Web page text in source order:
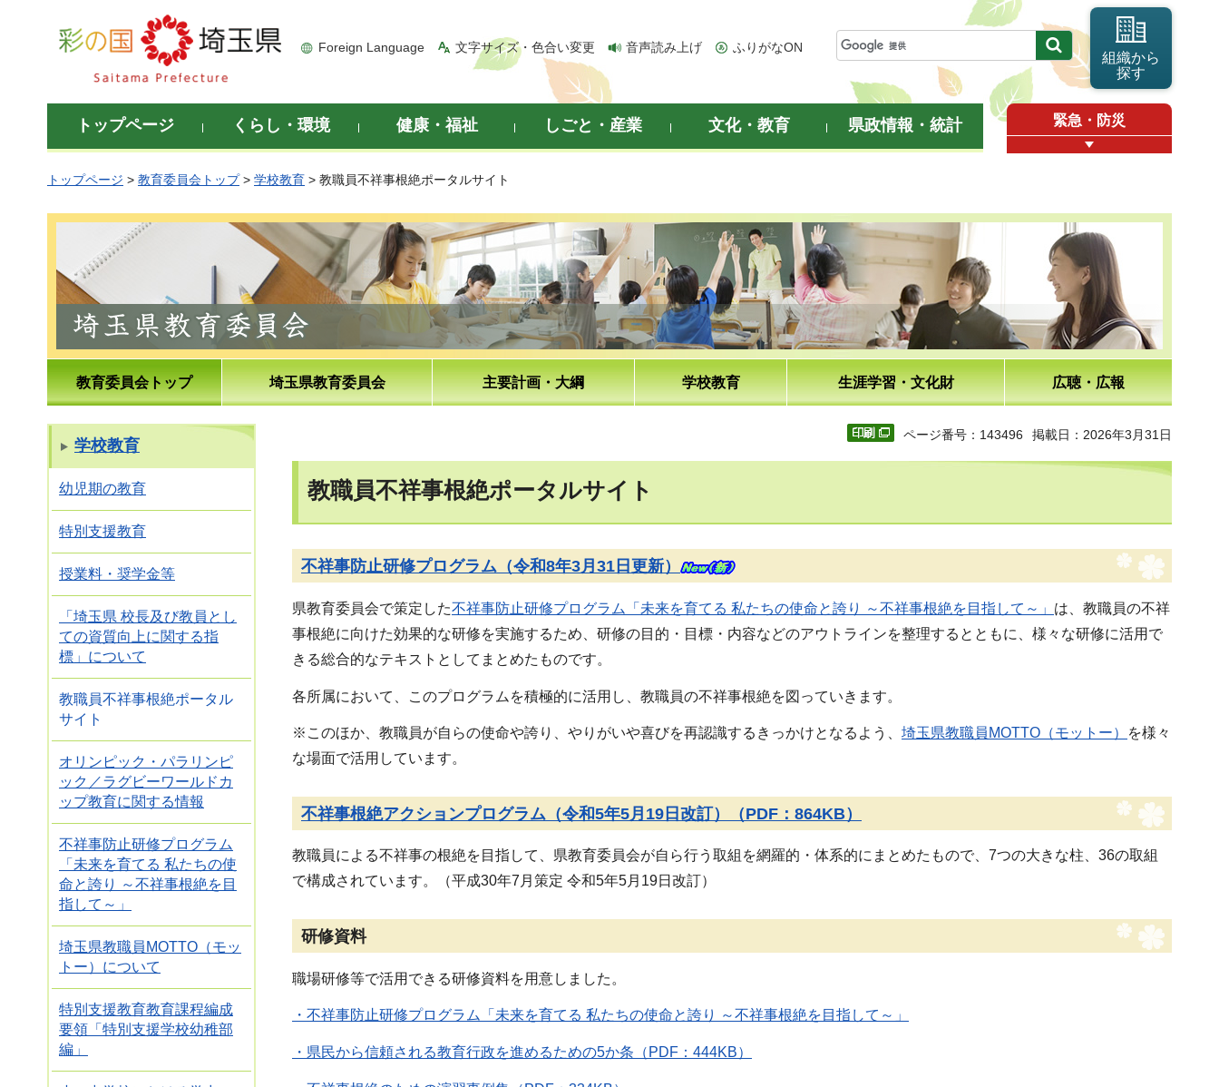
彩の国 埼玉県
Foreign Language 文字サイズ・色合い変更 音声読み上げ ふりがなON
組織から
探す
トップページ くらし・環境 健康・福祉 しごと・産業 文化・教育 県政情報・統計 緊急・防災
トップページ > 教育委員会トップ> 学校教育 > 教職員不祥事根絶ポータルサイト
教育委員会トップ 埼玉県教育委員会 主要計画・大綱 学校教育 生涯学習・文化財 広聴・広報
学校教育
幼児期の教育
特別支援教育
授業料・奨学金等
「埼玉県 校長及び教員とし
ての資質向上に関する指
標」について
教職員不祥事根絶ポータル
サイト
オリンピック・パラリンピ
ック／ラグビーワールドカ
ップ教育に関する情報
不祥事防止研修プログラム
「未来を育てる 私たちの使
命と誇り ～不祥事根絶を目
指して～」
埼玉県教職員MOTTO（モッ
トー）について
特別支援教育教育課程編成
要領「特別支援学校幼稚部
編」
ページ番号：143496 掲載日：2026年3月31日
教職員不祥事根絶ポータルサイト
不祥事防止研修プログラム（令和8年3月31日更新）
県教育委員会で策定した不祥事防止研修プログラム「未来を育てる 私たちの使命と誇り ～不祥事根絶を目指して～」 は、教職員の不祥
事根絶に向けた効果的な研修を実施するため、研修の目的・目標・内容などのアウトラインを整理するとともに、様々な研修に活用で
きる総合的なテキストとしてまとめたものです。
各所属において、このプログラムを積極的に活用し、教職員の不祥事根絶を図っていきます。
※このほか、教職員が自らの使命や誇り、やりがいや喜びを再認識するきっかけとなるよう、 埼玉県教職員MOTTO（モットー）
を様々
な場面で活用しています。
不祥事根絶アクションプログラム（令和5年5月19日改訂）（PDF：864KB）
教職員による不祥事の根絶を目指して、県教育委員会が自ら行う取組を網羅的・体系的にまとめたもので、7つの大きな柱、36の取組
で構成されています。（平成30年7月策定 令和5年5月19日改訂）
研修資料
職場研修等で活用できる研修資料を用意しました。
・不祥事防止研修プログラム「未来を育てる 私たちの使命と誇り ～不祥事根絶を目指して～」
・県民から信頼される教育行政を進めるための5か条（PDF：444KB）